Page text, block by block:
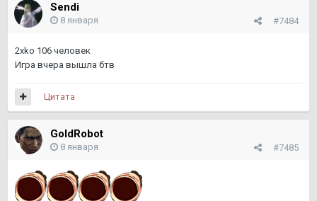
Sendi
#7484
8 января
2xko 106 человек
Игра вчера вышла бтв
Цитата
GoldRobot
#7485
8 января